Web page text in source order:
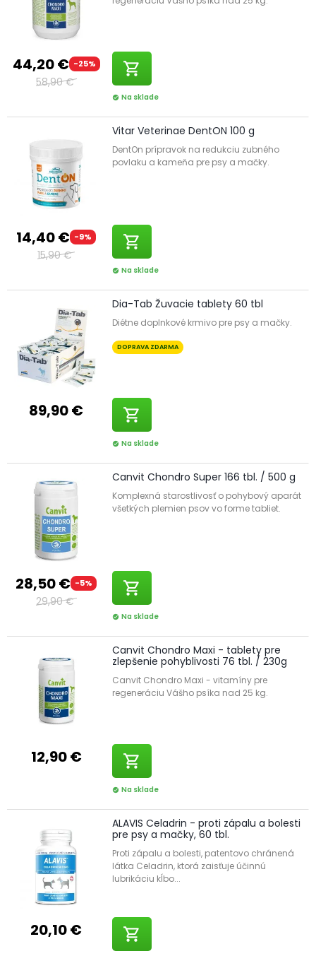
44,20 € -25%
58,90 €
shopping_cart
check_circle Na sklade
14,40 € -9%
15,90 €
Vitar Veterinae DentON 100 g
DentOn prípravok na redukciu zubného
povlaku a kameňa pre psy a mačky.
shopping_cart
check_circle Na sklade
89,90 €
Dia-Tab Žuvacie tablety 60 tbl
Diétne doplnkové krmivo pre psy a mačky.
DOPRAVA ZDARMA
shopping_cart
check_circle Na sklade
28,50 € -5%
29,90 €
Canvit Chondro Super 166 tbl. / 500 g
Komplexná starostlivosť o pohybový aparát
všetkých plemien psov vo forme tabliet.
shopping_cart
check_circle Na sklade
12,90 €
Canvit Chondro Maxi - tablety pre
zlepšenie pohyblivosti 76 tbl. / 230g
Canvit Chondro Maxi - vitamíny pre
regeneráciu Vášho psíka nad 25 kg.
shopping_cart
check_circle Na sklade
20,10 €
ALAVIS Celadrin - proti zápalu a bolesti
pre psy a mačky, 60 tbl.
Proti zápalu a bolesti, patentovo chránená
látka Celadrin, ktorá zaisťuje účinnú
lubrikáciu kĺbo...
shopping_cart